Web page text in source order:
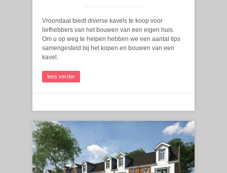
Vroondaal biedt diverse kavels te koop voor
liefhebbers van het bouwen van een eigen huis.
Om u op weg te helpen hebben we een aantal tips
samengesteld bij het kopen en bouwen van een
kavel.
lees verder